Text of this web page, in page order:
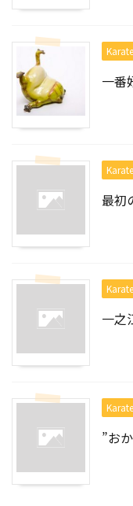
一番
最初
一之
”お